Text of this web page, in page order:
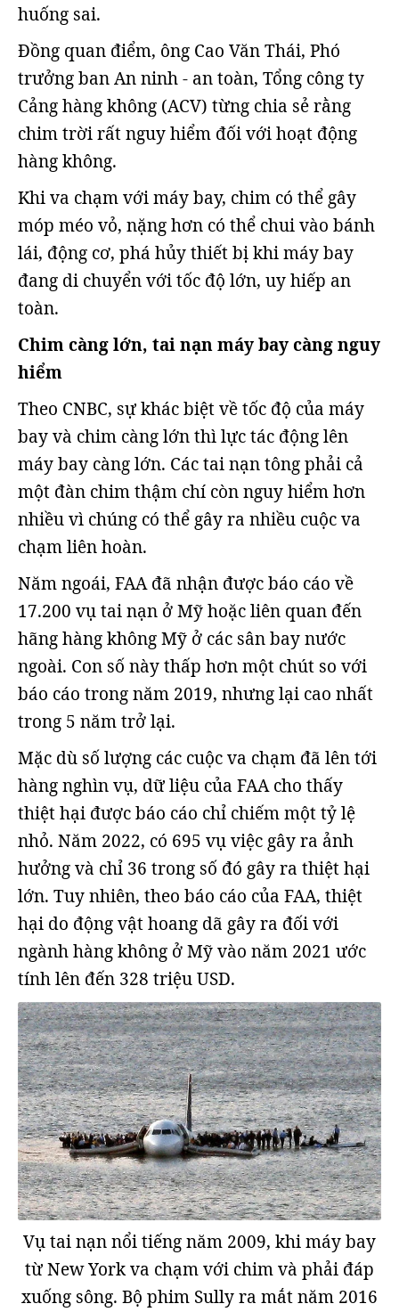
huống sai.
Đồng quan điểm, ông Cao Văn Thái, Phó
trưởng ban An ninh - an toàn, Tổng công ty
Cảng hàng không (ACV) từng chia sẻ rằng
chim trời rất nguy hiểm đối với hoạt động
hàng không.
Khi va chạm với máy bay, chim có thể gây
móp méo vỏ, nặng hơn có thể chui vào bánh
lái, động cơ, phá hủy thiết bị khi máy bay
đang di chuyển với tốc độ lớn, uy hiếp an
toàn.
Chim càng lớn, tai nạn máy bay càng nguy
hiểm
Theo CNBC, sự khác biệt về tốc độ của máy
bay và chim càng lớn thì lực tác động lên
máy bay càng lớn. Các tai nạn tông phải cả
một đàn chim thậm chí còn nguy hiểm hơn
nhiều vì chúng có thể gây ra nhiều cuộc va
chạm liên hoàn.
Năm ngoái, FAA đã nhận được báo cáo về
17.200 vụ tai nạn ở Mỹ hoặc liên quan đến
hãng hàng không Mỹ ở các sân bay nước
ngoài. Con số này thấp hơn một chút so với
báo cáo trong năm 2019, nhưng lại cao nhất
trong 5 năm trở lại.
Mặc dù số lượng các cuộc va chạm đã lên tới
hàng nghìn vụ, dữ liệu của FAA cho thấy
thiệt hại được báo cáo chỉ chiếm một tỷ lệ
nhỏ. Năm 2022, có 695 vụ việc gây ra ảnh
hưởng và chỉ 36 trong số đó gây ra thiệt hại
lớn. Tuy nhiên, theo báo cáo của FAA, thiệt
hại do động vật hoang dã gây ra đối với
ngành hàng không ở Mỹ vào năm 2021 ước
tính lên đến 328 triệu USD.
Vụ tai nạn nổi tiếng năm 2009, khi máy bay
từ New York va chạm với chim và phải đáp
xuống sông. Bộ phim Sully ra mắt năm 2016